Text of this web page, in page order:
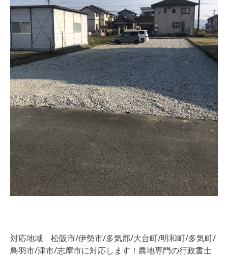
対応地域 松阪市/伊勢市/多気郡/大台町/明和町/多気町/
鳥羽市/津市/志摩市に対応します！農地専門の行政書士